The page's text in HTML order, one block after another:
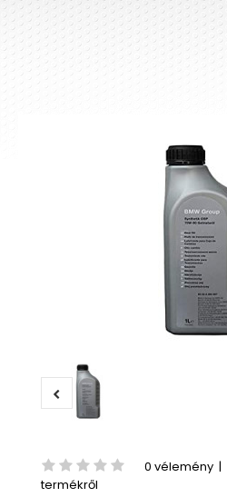
0 vélemény |
termékről